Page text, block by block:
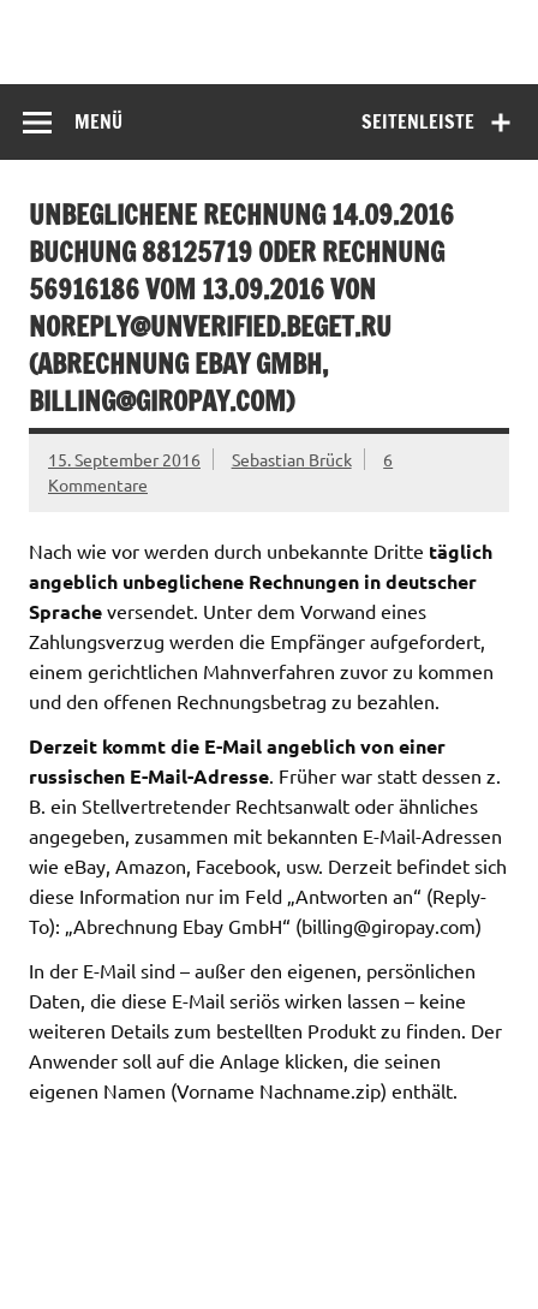
SEITENLEISTE
MENÜ
UNBEGLICHENE RECHNUNG 14.09.2016
BUCHUNG 88125719 ODER RECHNUNG
56916186 VOM 13.09.2016 VON
NOREPLY@UNVERIFIED.BEGET.RU
(ABRECHNUNG EBAY GMBH,
BILLING@GIROPAY.COM)
15. September 2016 Sebastian Brück
6
Kommentare
Nach wie vor werden durch unbekannte Dritte täglich
angeblich unbeglichene Rechnungen in deutscher
Sprache versendet. Unter dem Vorwand eines
Zahlungsverzug werden die Empfänger aufgefordert,
einem gerichtlichen Mahnverfahren zuvor zu kommen
und den offenen Rechnungsbetrag zu bezahlen.
Derzeit kommt die E-Mail angeblich von einer
russischen E-Mail-Adresse . Früher war statt dessen z.
B. ein Stellvertretender Rechtsanwalt oder ähnliches
angegeben, zusammen mit bekannten E-Mail-Adressen
wie eBay, Amazon, Facebook, usw. Derzeit befindet sich
diese Information nur im Feld „Antworten an“ (Reply-
To): „Abrechnung Ebay GmbH“ (billing@giropay.com)
In der E-Mail sind – außer den eigenen, persönlichen
Daten, die diese E-Mail seriös wirken lassen – keine
weiteren Details zum bestellten Produkt zu finden. Der
Anwender soll auf die Anlage klicken, die seinen
eigenen Namen (Vorname Nachname.zip) enthält.